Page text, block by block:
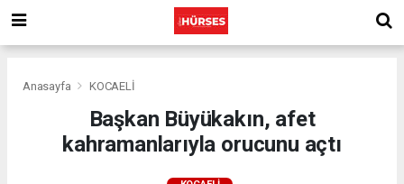
Anasayfa KOCAELİ
Başkan Büyükakın, afet
kahramanlarıyla orucunu açtı